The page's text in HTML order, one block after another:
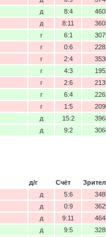
д 8:4
д 8:11
г 6:1
г 0:6
г 2:4
г 4:3
г 2:6
г 6:4
г 1:5
д 15:2
д 9:2
д/г Счёт
д 5:6
д 0:9
д 9:11
д 9:5